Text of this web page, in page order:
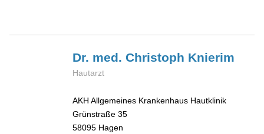
Dr. med. Christoph Knierim
Hautarzt
AKH Allgemeines Krankenhaus Hautklinik
Grünstraße 35
58095 Hagen